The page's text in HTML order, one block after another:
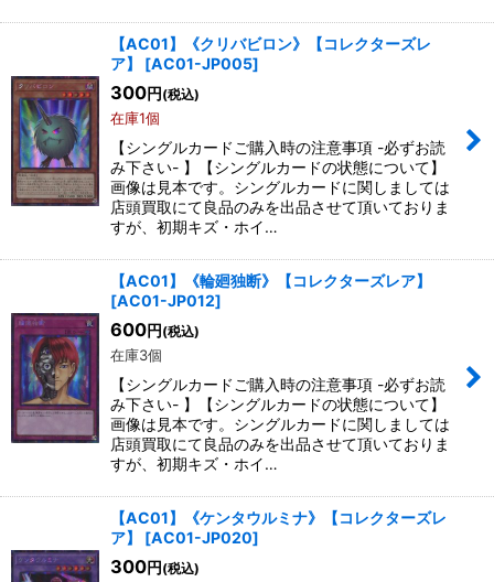
【AC01】《クリバビロン》【コレクターズレ
ア】
[AC01-JP005]
300円 (税込)
在庫1個
【シングルカードご購入時の注意事項 -必ずお読
み下さい- 】【シングルカードの状態について】
画像は見本です。シングルカードに関しましては
店頭買取にて良品のみを出品させて頂いておりま
すが、初期キズ・ホイ…
【AC01】《輪廻独断》【コレクターズレア】
[AC01-JP012]
600円 (税込)
在庫3個
【シングルカードご購入時の注意事項 -必ずお読
み下さい- 】【シングルカードの状態について】
画像は見本です。シングルカードに関しましては
店頭買取にて良品のみを出品させて頂いておりま
すが、初期キズ・ホイ…
【AC01】《ケンタウルミナ》【コレクターズレ
ア】
[AC01-JP020]
300円 (税込)